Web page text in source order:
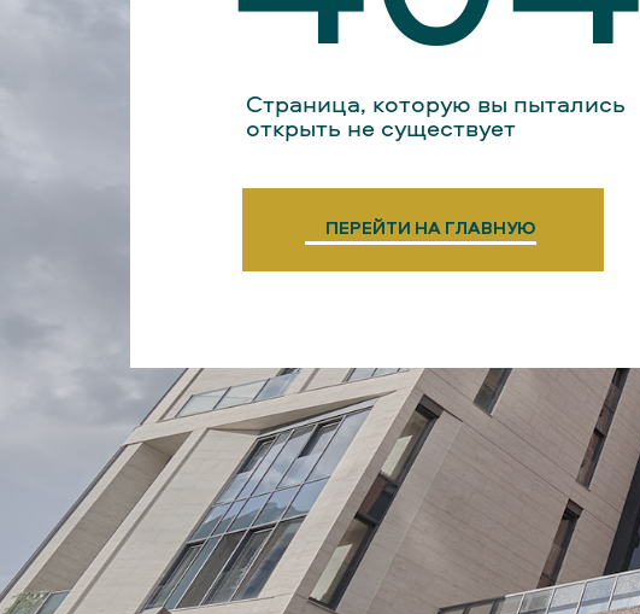
Страница, которую вы пытались
открыть не существует
ПЕРЕЙТИ НА ГЛАВНУЮ